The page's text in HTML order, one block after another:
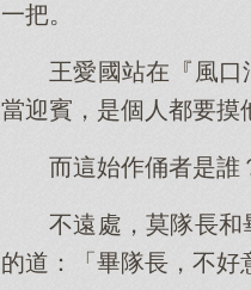
一把。
王愛國站在『風
當迎賓，是個人都要摸
而這始作俑者是誰
不遠處，莫隊長和
的道：「畢隊長，不好